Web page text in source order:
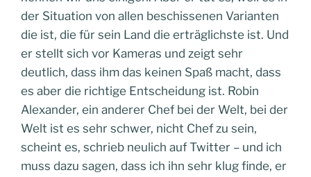
der Situation von allen beschissenen Varianten
die ist, die für sein Land die erträglichste ist. Und
er stellt sich vor Kameras und zeigt sehr
deutlich, dass ihm das keinen Spaß macht, dass
es aber die richtige Entscheidung ist. Robin
Alexander, ein anderer Chef bei der Welt, bei der
Welt ist es sehr schwer, nicht Chef zu sein,
scheint es, schrieb neulich auf Twitter – und ich
muss dazu sagen, dass ich ihn sehr klug finde, er